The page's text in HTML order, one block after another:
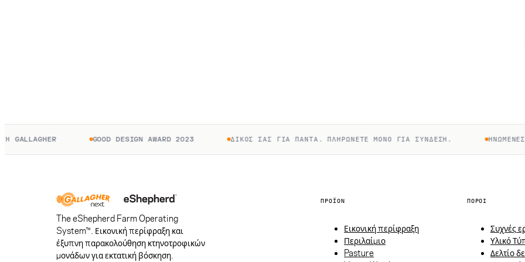
GOOD DESIGN AWARD 2023 ΔΙΚΌΣ ΣΑΣ ΓΙΑ ΠΆΝΤΑ. ΠΛΗΡΏΝΕΤΕ ΜΌΝΟ ΓΙΑ ΣΎΝΔΕΣΗ. ΗΝΩΜΈΝΕΣ
The eShepherd Farm Operating
System™. Εικονική περίφραξη και
έξυπνη παρακολούθηση κτηνοτροφικών
μονάδων για εκτατική βόσκηση.
ΠΡΟΪΌΝ
Εικονική περίφραξη
Περιλαίμιο
Pasture
ΠΌΡΟΙ
Συχνές
Υλικό
Δελτίο